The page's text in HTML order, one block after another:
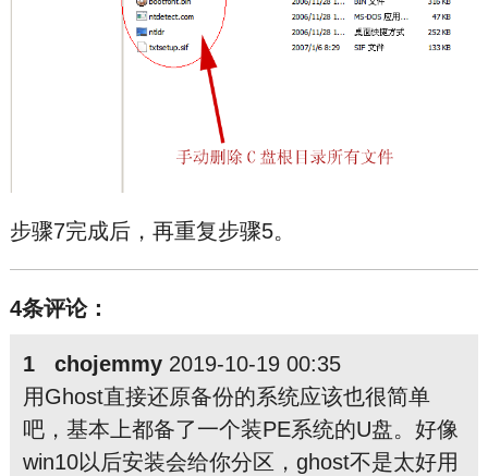
步骤7完成后，再重复步骤5。
4条评论：
1 chojemmy2019-10-19 00:35
用Ghost直接还原备份的系统应该也很简单
吧，基本上都备了一个装PE系统的U盘。好像
win10以后安装会给你分区，ghost不是太好用